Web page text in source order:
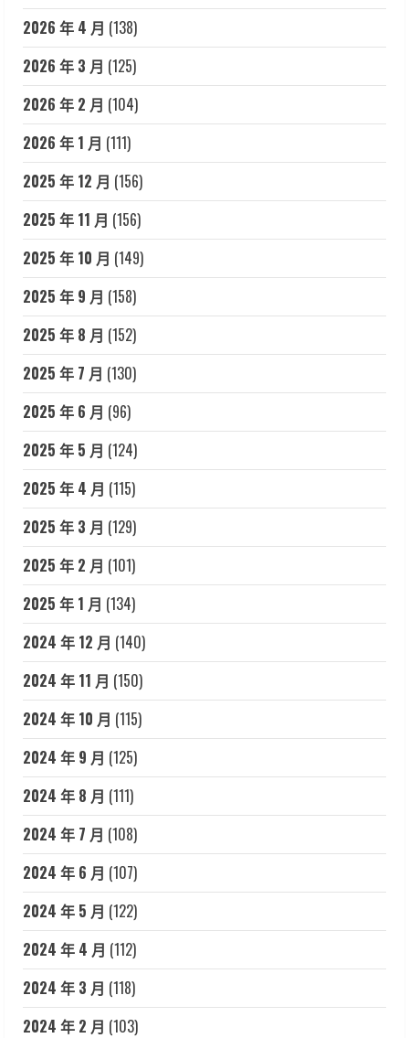
2026 年 4 月 (138)
2026 年 3 月 (125)
2026 年 2 月 (104)
2026 年 1 月 (111)
2025 年 12 月 (156)
2025 年 11 月 (156)
2025 年 10 月 (149)
2025 年 9 月 (158)
2025 年 8 月 (152)
2025 年 7 月 (130)
2025 年 6 月 (96)
2025 年 5 月 (124)
2025 年 4 月 (115)
2025 年 3 月 (129)
2025 年 2 月 (101)
2025 年 1 月 (134)
2024 年 12 月 (140)
2024 年 11 月 (150)
2024 年 10 月 (115)
2024 年 9 月 (125)
2024 年 8 月 (111)
2024 年 7 月 (108)
2024 年 6 月 (107)
2024 年 5 月 (122)
2024 年 4 月 (112)
2024 年 3 月 (118)
2024 年 2 月 (103)